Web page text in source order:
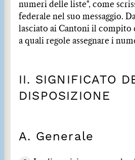
numeri delle liste", come
federale nel suo messaggio.
lasciato ai Cantoni il compito
a quali regole assegnare i
II. SIGNIFICATO
DISPOSIZIONE
A. Generale